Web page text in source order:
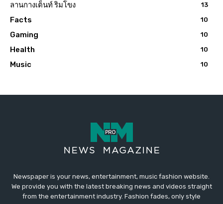
ลานกางเต็นท์ ริมโขง 13
Facts 10
Gaming 10
Health 10
Music 10
Newspaper is your news, entertainment, music fashion website.
We provide you with the latest breaking news and videos straight
from the entertainment industry. Fashion fades, only style